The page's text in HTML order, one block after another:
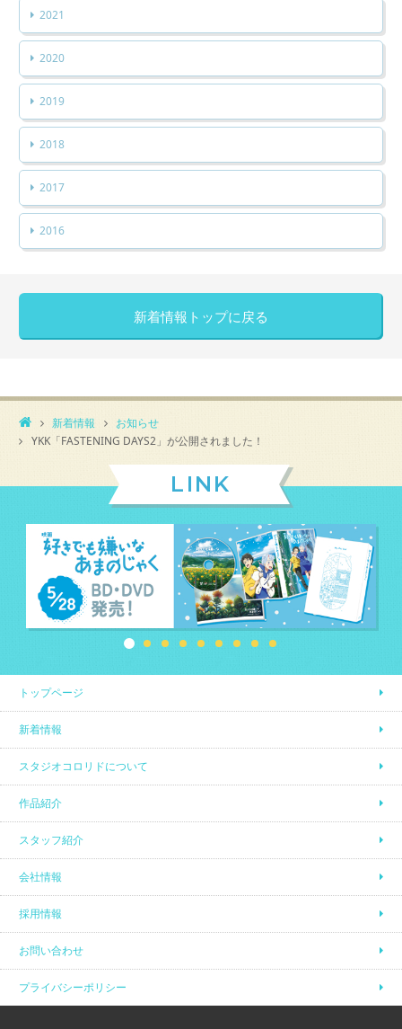
2021
2020
2019
2018
2017
2016
新着情報トップに戻る
新着情報
お知らせ
YKK「FASTENING DAYS2」が公開されました！
LINK
トップページ
新着情報
スタジオコロリドについて
作品紹介
スタッフ紹介
会社情報
採用情報
お問い合わせ
プライバシーポリシー